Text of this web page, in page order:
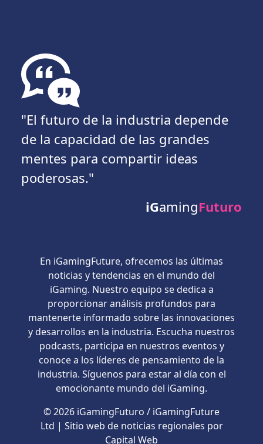
"El futuro de la industria depende
de la capacidad de las grandes
mentes para compartir ideas
poderosas."
iGamingFuturo
En iGamingFuture, ofrecemos las últimas
noticias y tendencias en el mundo del
iGaming. Nuestro equipo se dedica a
proporcionar análisis profundos para
mantenerte informado sobre las innovaciones
y desarrollos en la industria. Escucha nuestros
podcasts, participa en nuestros eventos y
conoce a los líderes de pensamiento de la
industria. Síguenos para estar al día con el
emocionante mundo del iGaming.
© 2026 iGamingFuturo / iGamingFuture
Ltd | Sitio web de noticias regionales por
Capital Web